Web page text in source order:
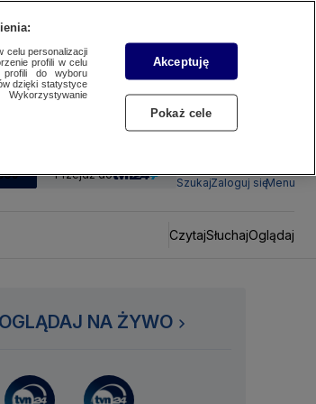
Przejdź do
SzukajZaloguj sięMenu
CzytajSłuchajOglądaj
OGLĄDAJ NA ŻYWO
celu personalizacji
profili w celu
profili do wyboru
dzięki statystyce
Akceptuję
Pokaż cele